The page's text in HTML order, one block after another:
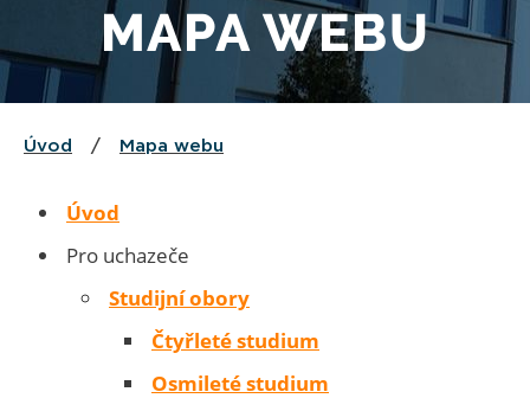
MAPA WEBU
Úvod / Mapa webu
Úvod
Pro uchazeče
Studijní obory
Čtyřleté studium
Osmileté studium